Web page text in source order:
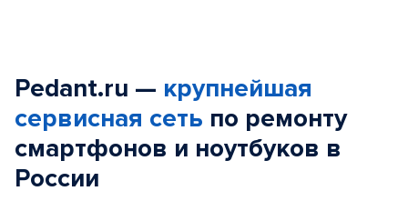
Pedant.ru — крупнейшая
сервисная сеть по ремонту
смартфонов и ноутбуков в
России